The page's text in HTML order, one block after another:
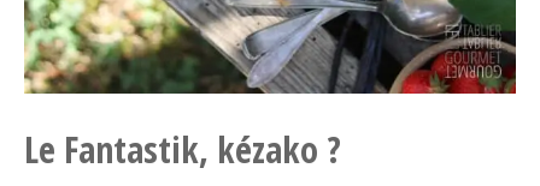
Le Fantastik, kézako ?